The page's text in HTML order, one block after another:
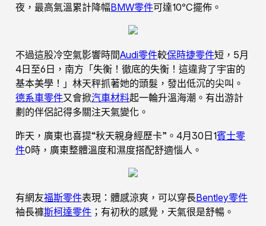
夜，最高氣溫累計降幅BMW零件可達10℃擺佈。
不過這股冷空氣影響時間Audi零件較保時捷零件短，5月
4日至6日，南方「失衡！徹底的失衡！這違背了宇宙的
基本美學！」林天秤抓著她的頭髮，發出低沉的尖叫。
德系車零件又會掀汽車材料起一輪升溫海潮。有出游計
劃的伴侶記得多關注天氣變化。
昨天，廣東也喜提“秋天親身經歷卡”。4月30日1賓士零
件0時，廣東整體溫度和濕度搭配舒適惱人。
有網友福斯零件表現：體感涼爽，可以穿長Bentley零件
袖長褲斯柯達零件 ；有初秋的感覺，天氣很是舒暢。